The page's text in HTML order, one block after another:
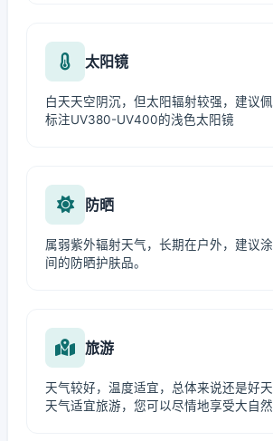
太阳镜
白天天空阴沉，但太阳辐射较强，建议
标注UV380-UV400的浅色太阳镜
防晒
属弱紫外辐射天气，长期在户外，建议
间的防晒护肤品。
旅游
天气较好，温度适宜，总体来说还是好
天气适宜旅游，您可以尽情地享受大自然